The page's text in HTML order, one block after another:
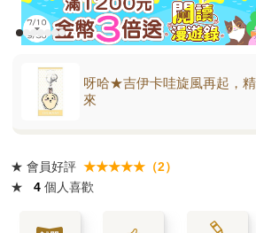
呀哈★吉伊卡哇旋風再起，
來
★ 會員好評 ★★★★★（2）
★
4 個人喜歡